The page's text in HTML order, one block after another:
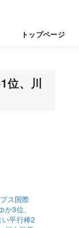
トップページ
位、川
ス国際
3位、
平行棒2